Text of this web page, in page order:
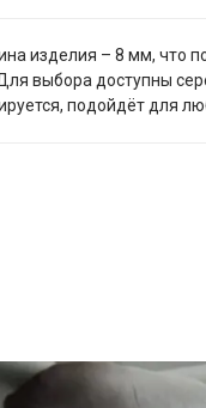
изделия – 8 мм, что
выбора доступны
подойдёт для